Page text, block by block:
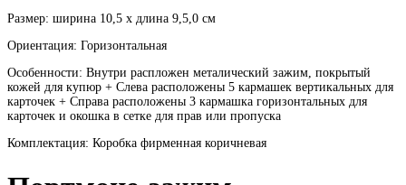
Размер: ширина 10,5 х длина 9,5,0 см
Ориентация: Горизонтальная
Особенности: Внутри распложен металический зажим, покрытый
кожей для купюр + Слева расположены 5 кармашек вертикальных для
карточек + Справа расположены 3 кармашка горизонтальных для
карточек и окошка в сетке для прав или пропуска
Комплектация: Коробка фирменная коричневая